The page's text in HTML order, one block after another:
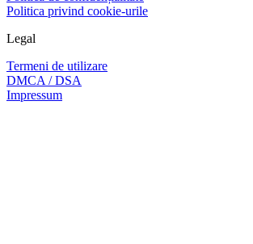
Politica privind cookie-urile
Legal
Termeni de utilizare
DMCA / DSA
Impressum